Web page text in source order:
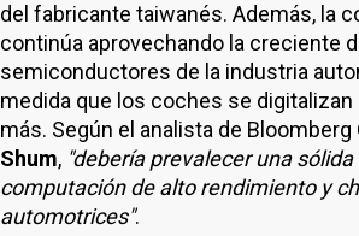
del fabricante taiwanés. Además, la
continúa aprovechando la creciente
semiconductores de la industria
medida que los coches se digitalizan
más. Según el analista de Bloomberg
Shum, "debería prevalecer una
computación de alto rendimiento y
automotrices".